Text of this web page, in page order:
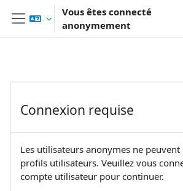
Passer au contenu principal
Panneau latéral
Vous êtes connecté
anonymement
Connexion requise
Les utilisateurs anonymes ne
profils utilisateurs. Veuillez vous
compte utilisateur pour continuer.